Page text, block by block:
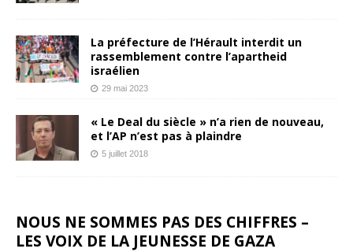
La préfecture de l’Hérault interdit un
rassemblement contre l’apartheid
israélien
29 mai 2023
« Le Deal du siècle » n’a rien de nouveau,
et l’AP n’est pas à plaindre
5 juillet 2018
NOUS NE SOMMES PAS DES CHIFFRES –
LES VOIX DE LA JEUNESSE DE GAZA